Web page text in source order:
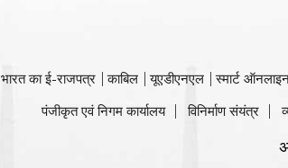
भारत का ई-राजपत्र काबिल यूएडीएनएल स्मार्ट
पंजीकृत एवं निगम कार्यालय
विनिर्माण संयंत्र